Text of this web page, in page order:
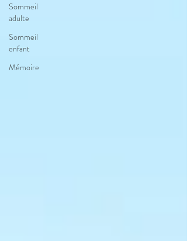
Sommeil
adulte
Sommeil
enfant
Mémoire